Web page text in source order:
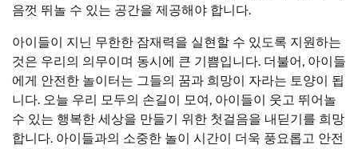
음껏 뛰놀 수 있는 공간을 제공해야 합니다.
아이들이 지닌 무한한 잠재력을 실현할 수 있도록 지원하는
것은 우리의 의무이며 동시에 큰 기쁨입니다. 더불어, 아이들
에게 안전한 놀이터는 그들의 꿈과 희망이 자라는 토양이 됩
니다. 오늘 우리 모두의 손길이 모여, 아이들이 웃고 뛰어놀
수 있는 행복한 세상을 만들기 위한 첫걸음을 내딛기를 희망
합니다. 아이들과의 소중한 놀이 시간이 더욱 풍요롭고 안전